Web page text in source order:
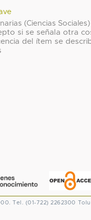
(Ciencias Sociales)
si se señala otra
del ítem se
Tel. (01-722) 2262300